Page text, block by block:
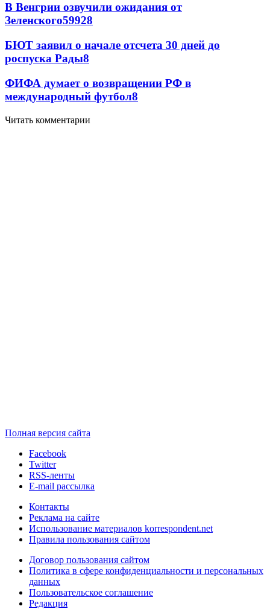
В Венгрии озвучили ожидания от
Зеленского59928
БЮТ заявил о начале отсчета 30 дней до
роспуска Рады8
ФИФА думает о возвращении РФ в
международный футбол8
Читать комментарии
Полная версия сайта
Facebook
Twitter
RSS-ленты
E-mail рассылка
Контакты
Реклама на сайте
Использование материалов korrespondent.net
Правила пользования сайтом
Договор пользования сайтом
Политика в сфере конфиденциальности и персональных
данных
Пользовательское соглашение
Редакция